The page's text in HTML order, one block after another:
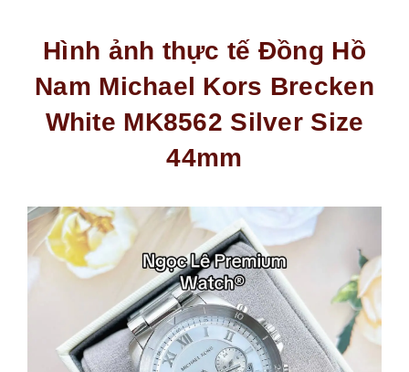
Hình ảnh thực tế Đồng Hồ
Nam Michael Kors Brecken
White MK8562 Silver Size
44mm